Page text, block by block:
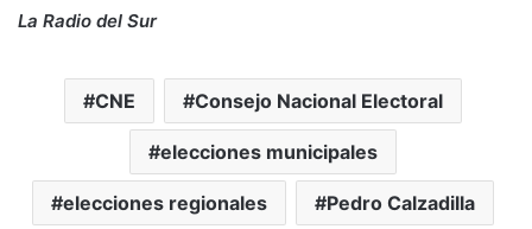
La Radio del Sur
CNE Consejo Nacional Electoral
elecciones municipales
elecciones regionales Pedro Calzadilla